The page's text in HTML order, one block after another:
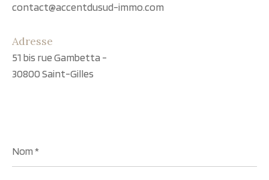
contact@accentdusud-immo.com
Adresse
51 bis rue Gambetta -
30800 Saint-Gilles
*